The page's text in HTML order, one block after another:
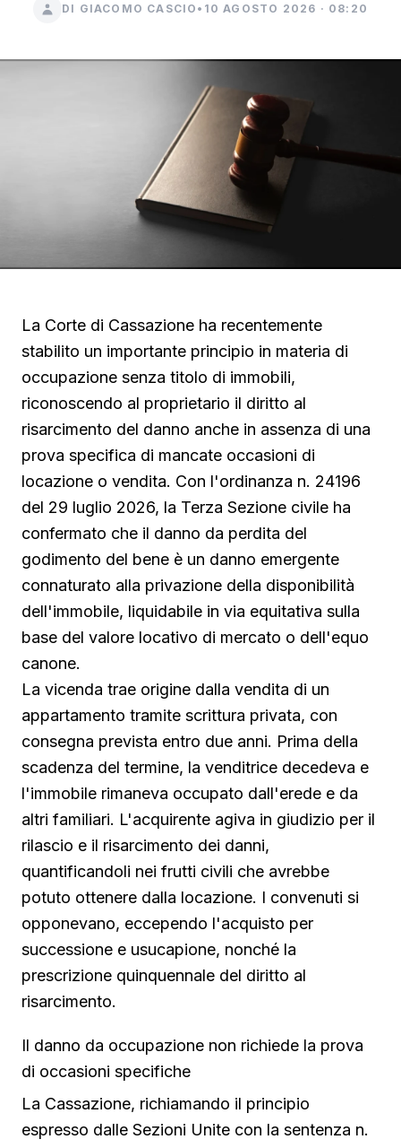
DI GIACOMO CASCIO • 10 AGOSTO 2026 · 08:20
La Corte di Cassazione ha recentemente
stabilito un importante principio in materia di
occupazione senza titolo di immobili,
riconoscendo al proprietario il diritto al
risarcimento del danno anche in assenza di una
prova specifica di mancate occasioni di
locazione o vendita. Con l'ordinanza n. 24196
del 29 luglio 2026, la Terza Sezione civile ha
confermato che il danno da perdita del
godimento del bene è un danno emergente
connaturato alla privazione della disponibilità
dell'immobile, liquidabile in via equitativa sulla
base del valore locativo di mercato o dell'equo
canone.
La vicenda trae origine dalla vendita di un
appartamento tramite scrittura privata, con
consegna prevista entro due anni. Prima della
scadenza del termine, la venditrice decedeva e
l'immobile rimaneva occupato dall'erede e da
altri familiari. L'acquirente agiva in giudizio per il
rilascio e il risarcimento dei danni,
quantificandoli nei frutti civili che avrebbe
potuto ottenere dalla locazione. I convenuti si
opponevano, eccependo l'acquisto per
successione e usucapione, nonché la
prescrizione quinquennale del diritto al
risarcimento.
Il danno da occupazione non richiede la prova
di occasioni specifiche
La Cassazione, richiamando il principio
espresso dalle Sezioni Unite con la sentenza n.